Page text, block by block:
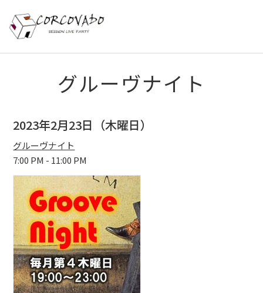
HOME
SCHEDULE
MENU
ACCESS
CONTACT
ブッキングライブ出演者募集！！
グルーヴナイト
2023年2月23日（木曜日）
グルーヴナイト
7:00 PM - 11:00 PM